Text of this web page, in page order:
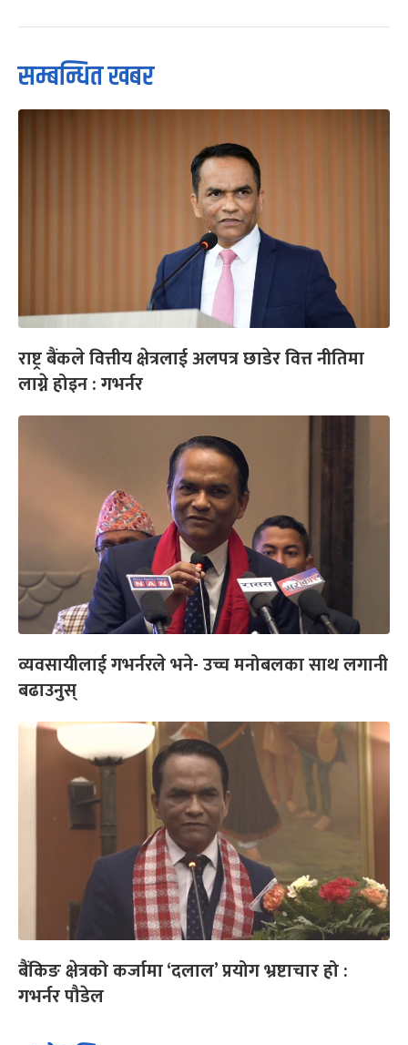
सम्बन्धित खबर
राष्ट्र बैंकले वित्तीय क्षेत्रलाई अलपत्र छाडेर वित्त नीतिमा
लाग्ने होइन : गभर्नर
व्यवसायीलाई गभर्नरले भने- उच्च मनोबलका साथ लगानी
बढाउनुस्
बैंकिङ क्षेत्रको कर्जामा ‘दलाल’ प्रयोग भ्रष्टाचार हो :
गभर्नर पौडेल